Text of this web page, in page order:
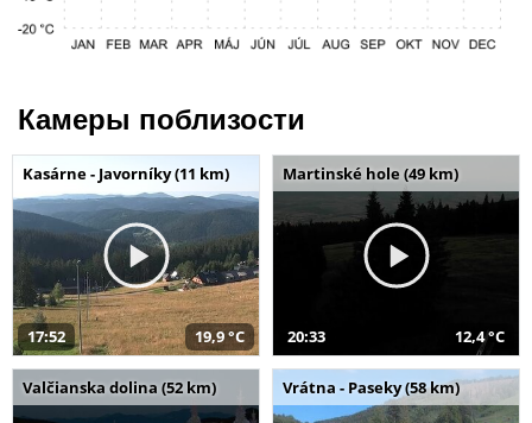
Камеры поблизости
Kasárne - Javorníky (11 km)
17:52 19,9 °C
Martinské hole (49 km)
20:33 12,4 °C
Valčianska dolina (52 km) Vrátna - Paseky (58 km)